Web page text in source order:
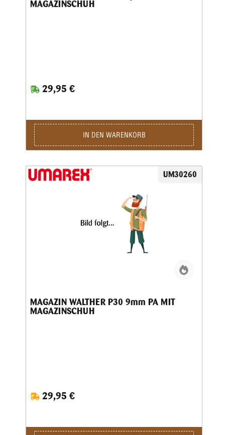
MAGAZINSCHUH
29,95 €
IN DEN WARENKORB
UM30260
MAGAZIN WALTHER P30 9mm PA MIT
MAGAZINSCHUH
29,95 €